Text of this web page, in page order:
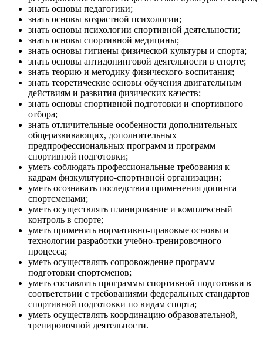
знать основы педагогики;
знать основы возрастной психологии;
знать основы психологии спортивной деятельности;
знать основы спортивной медицины;
знать основы гигиены физической культуры и спорта;
знать основы антидопинговой деятельности в спорте;
знать теорию и методику физического воспитания;
знать теоретические основы обучения двигательным
действиям и развития физических качеств;
знать основы спортивной подготовки и спортивного
отбора;
знать отличительные особенности дополнительных
общеразвивающих, дополнительных
предпрофессиональных программ и программ
спортивной подготовки;
уметь соблюдать профессиональные требования к
кадрам физкультурно-спортивной организации;
уметь осознавать последствия применения допинга
спортсменами;
уметь осуществлять планирование и комплексный
контроль в спорте;
уметь применять нормативно-правовые основы и
технологии разработки учебно-тренировочного
процесса;
уметь осуществлять сопровождение программ
подготовки спортсменов;
уметь составлять программы спортивной подготовки в
соответствии с требованиями федеральных стандартов
спортивной подготовки по видам спорта;
уметь осуществлять координацию образовательной,
тренировочной деятельности.